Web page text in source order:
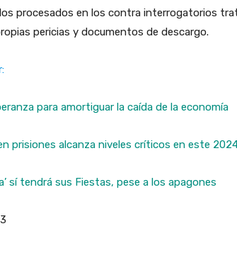
procesados en los contra interrogatorios
pericias y documentos de descargo.
para amortiguar la caída de la economía
prisiones alcanza niveles críticos en este
sí tendrá sus Fiestas, pese a los apagones